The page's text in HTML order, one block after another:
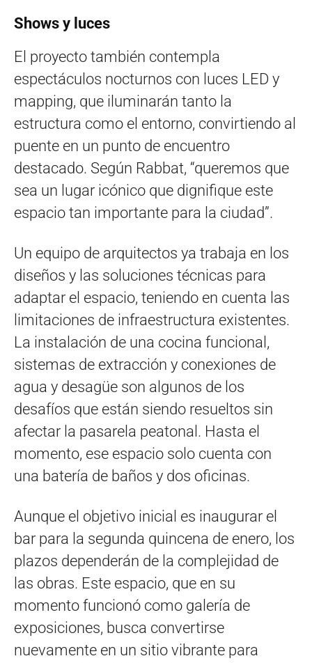
Shows y luces
El proyecto también contempla
espectáculos nocturnos con luces LED y
mapping, que iluminarán tanto la
estructura como el entorno, convirtiendo al
puente en un punto de encuentro
destacado. Según Rabbat, “queremos que
sea un lugar icónico que dignifique este
espacio tan importante para la ciudad”.
Un equipo de arquitectos ya trabaja en los
diseños y las soluciones técnicas para
adaptar el espacio, teniendo en cuenta las
limitaciones de infraestructura existentes.
La instalación de una cocina funcional,
sistemas de extracción y conexiones de
agua y desagüe son algunos de los
desafíos que están siendo resueltos sin
afectar la pasarela peatonal. Hasta el
momento, ese espacio solo cuenta con
una batería de baños y dos oficinas.
Aunque el objetivo inicial es inaugurar el
bar para la segunda quincena de enero, los
plazos dependerán de la complejidad de
las obras. Este espacio, que en su
momento funcionó como galería de
exposiciones, busca convertirse
nuevamente en un sitio vibrante para